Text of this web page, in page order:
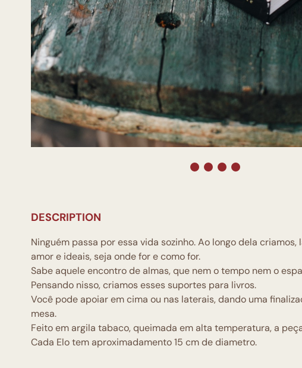
DESCRIPTION
Ninguém passa por essa vida sozinho. Ao longo dela
amor e ideais, seja onde for e como for.
Sabeaquele encontro de almas, que nem o tempo nem o
Pensando nisso, criamos esses suportes para livros.
Você pode apoiar em cima ou nas laterais, dando uma
mesa.
Feito em argila tabaco, queimada em alta temperatura, a
Cada Elo tem aproximadamento 15 cm de diametro.